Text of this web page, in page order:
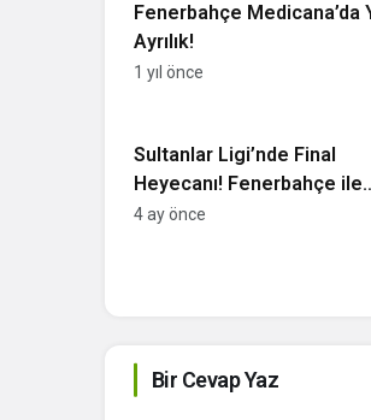
Fenerbahçe Medicana’da
Ayrılık!
1 yıl önce
Sultanlar Ligi’nde Final
Heyecanı! Fenerbahçe ile
VakıfBank Karşı Karşıya
4 ay önce
Bir Cevap Yaz